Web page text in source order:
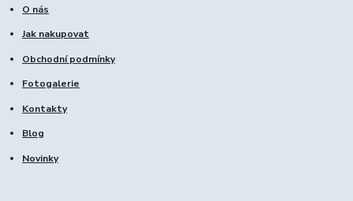
O nás
Jak nakupovat
Obchodní podmínky
Fotogalerie
Kontakty
Blog
Novinky